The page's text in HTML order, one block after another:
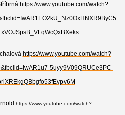
https://www.youtube.com/watch?
https://www.youtube.com/watch?
5uyy9V09QRUCe3PC-
https://www.youtube.com/watch?